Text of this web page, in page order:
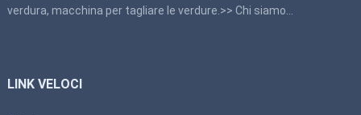
verdura, macchina per tagliare le verdure.>> Chi siamo
LINK VELOCI